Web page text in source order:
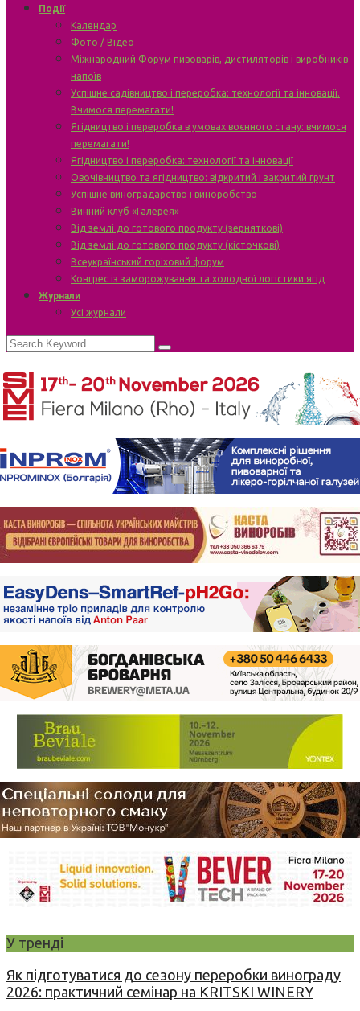
Події
Календар
Фото / Відео
Міжнародний Форум пивоварів, дистиляторів і виробників
напоїв
Успішне садівництво і переробка: технології та інновації.
Вчимося перемагати!
Ягідництво і переробка в умовах воєнного стану: вчимося
перемагати!
Ягідництво і переробка: технології та інновації
Овочівництво та ягідництво: відкритий і закритий ґрунт
Успішне виноградарство і виноробство
Винний клуб «Галерея»
Від землі до готового продукту (зерняткові)
Від землі до готового продукту (кісточкові)
Всеукраїнський горіховий форум
Конгрес із заморожування та холодної логістики ягід
Журнали
Усі журнали
У тренді
Як підготуватися до сезону переробки винограду
2026: практичний семінар на KRITSKI WINERY